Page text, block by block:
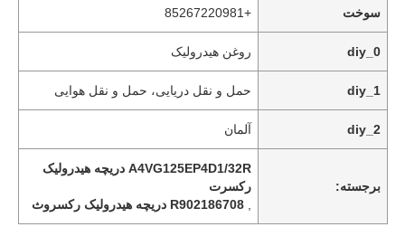
محصولات
سوخت +85267220981
diy_0 روغن هیدرولیک
diy_1 حمل و نقل دریایی، حمل و نقل هوایی
diy_2 آلمان
برجسته:
A4VG125EP4D1/32R دریچه هیدرولیک
رکسرت
,R902186708 دریچه هیدرولیک رکسروث